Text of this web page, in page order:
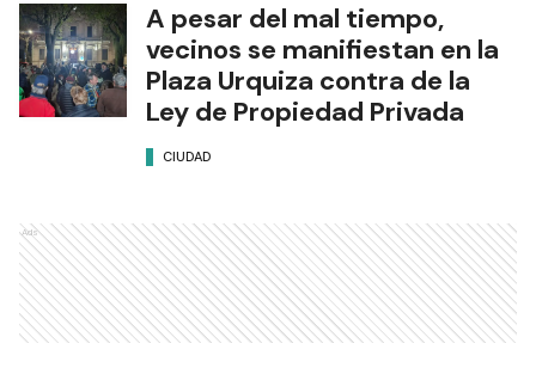
A pesar del mal tiempo,
vecinos se manifiestan en la
Plaza Urquiza contra de la
Ley de Propiedad Privada
CIUDAD
Ads